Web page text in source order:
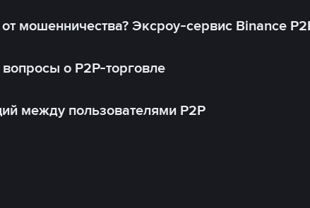
мошенничества? Эксроу-сервис Binance
о P2P-торговле
между пользователями P2P